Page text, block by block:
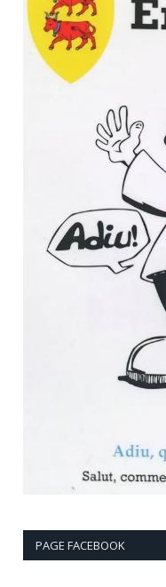
PAGE FACEBOOK